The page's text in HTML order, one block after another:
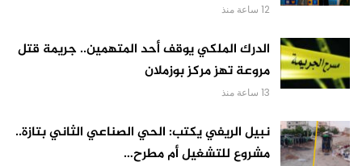
12 ساعة منذ
الدرك الملكي يوقف أحد المتهمين.. جريمة قتل
مروعة تهز مركز بوزملان
13 ساعة منذ
نبيل الريفي يكتب: الحي الصناعي الثاني بتازة..
مشروع للتشغيل أم مطرح…